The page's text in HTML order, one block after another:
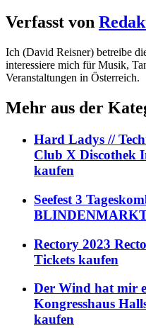
Verfasst von
Ich (David Reisner) betreibe
interessiere mich für Musik,
Veranstaltungen in Österreich.
Mehr aus der
Hard Ladys //
Club X Discothek
kaufen
Seefest 3
Rectory 2023
Tickets kaufen
Der Wind hat mir
Kongresshaus
kaufen